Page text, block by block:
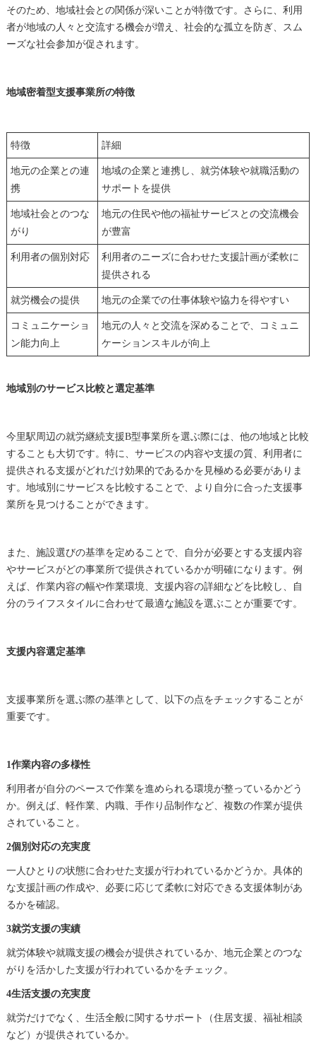
そのため、地域社会との関係が深いことが特徴です。さらに、利用
者が地域の人々と交流する機会が増え、社会的な孤立を防ぎ、スム
ーズな社会参加が促されます。
地域密着型支援事業所の特徴
特徴 詳細
地元の企業との連
携
地域の企業と連携し、就労体験や就職活動の
サポートを提供
地域社会とのつな
がり
地元の住民や他の福祉サービスとの交流機会
が豊富
利用者の個別対応
利用者のニーズに合わせた支援計画が柔軟に
提供される
就労機会の提供 地元の企業での仕事体験や協力を得やすい
コミュニケーショ
ン能力向上
地元の人々と交流を深めることで、コミュニ
ケーションスキルが向上
地域別のサービス比較と選定基準
今里駅周辺の就労継続支援B型事業所を選ぶ際には、他の地域と比較
することも大切です。特に、サービスの内容や支援の質、利用者に
提供される支援がどれだけ効果的であるかを見極める必要がありま
す。地域別にサービスを比較することで、より自分に合った支援事
業所を見つけることができます。
また、施設選びの基準を定めることで、自分が必要とする支援内容
やサービスがどの事業所で提供されているかが明確になります。例
えば、作業内容の幅や作業環境、支援内容の詳細などを比較し、自
分のライフスタイルに合わせて最適な施設を選ぶことが重要です。
支援内容選定基準
支援事業所を選ぶ際の基準として、以下の点をチェックすることが
重要です。
1作業内容の多様性
利用者が自分のペースで作業を進められる環境が整っているかどう
か。例えば、軽作業、内職、手作り品制作など、複数の作業が提供
されていること。
2個別対応の充実度
一人ひとりの状態に合わせた支援が行われているかどうか。具体的
な支援計画の作成や、必要に応じて柔軟に対応できる支援体制があ
るかを確認。
3就労支援の実績
就労体験や就職支援の機会が提供されているか、地元企業とのつな
がりを活かした支援が行われているかをチェック。
4生活支援の充実度
就労だけでなく、生活全般に関するサポート（住居支援、福祉相談
など）が提供されているか。